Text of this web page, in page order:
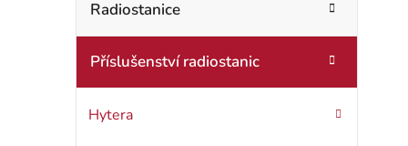
r
a
n
r
e
Radiostanice
Příslušenství radiostanic
Hytera